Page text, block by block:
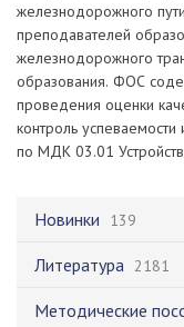
Новинки 139
Литература 2181
Методические
железнодорожного
преподавателей
железнодорожного
образования. ФОС
проведения оценки
контроль
по МДК 03.01